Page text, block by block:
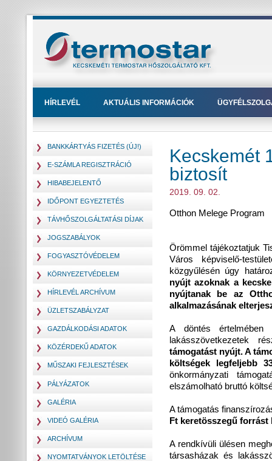
HÍRLEVÉL AKTUÁLIS INFORMÁCIÓK
BANKKÁRTYÁS FIZETÉS (ÚJ!)
E-SZÁMLA REGISZTRÁCIÓ
HIBABEJELENTŐ
IDŐPONT EGYEZTETÉS
TÁVHŐSZOLGÁLTATÁSI DÍJAK
JOGSZABÁLYOK
FOGYASZTÓVÉDELEM
KÖRNYEZETVÉDELEM
HÍRLEVÉL ARCHÍVUM
ÜZLETSZABÁLYZAT
GAZDÁLKODÁSI ADATOK
KÖZÉRDEKŰ ADATOK
MŰSZAKI FEJLESZTÉSEK
PÁLYÁZATOK
GALÉRIA
VIDEÓ GALÉRIA
ARCHÍVUM
NYOMTATVÁNYOK LETÖLTÉSE
Kecskemét
biztosít
2019. 09. 02.
Otthon Melege Program
Örömmel tájékoztatjuk
Város képviselő-
közgyűlésén úgy
nyújt azoknak a
nyújtanak be az
alkalmazásának
A döntés értelmében
lakásszövetkezetek
támogatást nyújt. A
költségek legfeljebb
önkormányzati
elszámolható bruttó
A támogatás
Ft keretösszegű forrást
A rendkívüli ülésen
társasházak és